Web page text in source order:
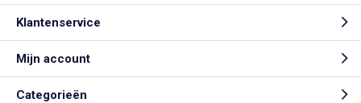
Klantenservice
Mijn account
Categorieën